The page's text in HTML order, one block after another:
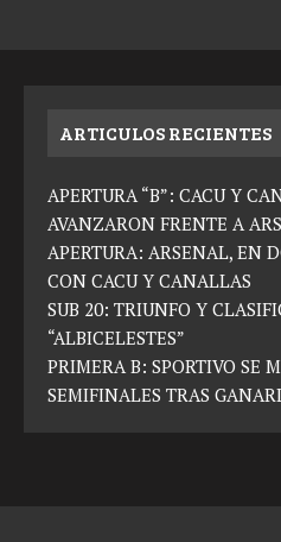
ARTICULOS RECIENTES
APERTURA “B”: CACU Y
AVANZARON FRENTE A
APERTURA: ARSENAL, EN
CON CACU Y CANALLAS
SUB 20: TRIUNFO Y
“ALBICELESTES”
PRIMERA B: SPORTIVO SE
SEMIFINALES TRAS